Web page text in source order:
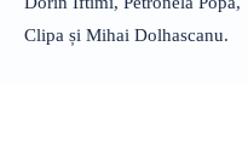
Clipa și Mihai Dolhascanu.